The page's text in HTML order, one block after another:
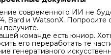
современного ИИ не
Bard и WatsonX.
получите.
команде есть юниор.
его переработать те
генеративного